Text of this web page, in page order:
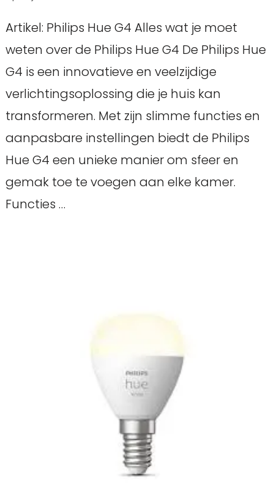
Artikel: Philips Hue G4 Alles wat je moet
weten over de Philips Hue G4 De Philips Hue
G4 is een innovatieve en veelzijdige
verlichtingsoplossing die je huis kan
transformeren. Met zijn slimme functies en
aanpasbare instellingen biedt de Philips
Hue G4 een unieke manier om sfeer en
gemak toe te voegen aan elke kamer.
Functies …